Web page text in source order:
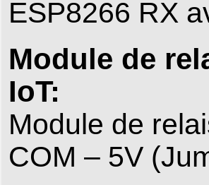
ESP8266 RX
Module de
IoT:
Module de
COM – 5V